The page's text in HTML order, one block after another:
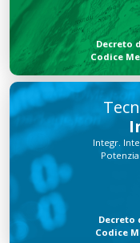
Decreto
Codice
Integr.
Decreto
Codice